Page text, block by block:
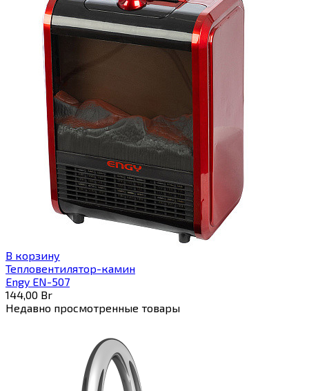
В корзину
Тепловентилятор-камин
Engy EN-507
144,00 Br
Недавно просмотренные товары